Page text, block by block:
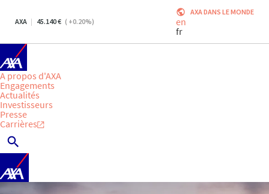
AXA 45.140 ( +0.20%)
AXA DANS LE MONDE
en
fr
A propos d'AXA
Engagements
Actualités
Investisseurs
Presse
Carrières